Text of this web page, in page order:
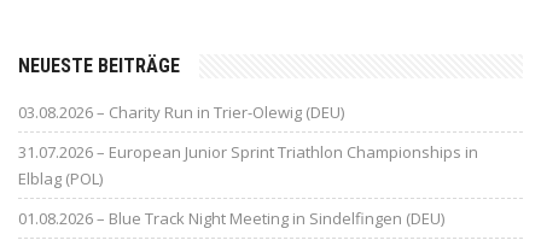
NEUESTE BEITRÄGE
03.08.2026 – Charity Run in Trier-Olewig (DEU)
31.07.2026 – European Junior Sprint Triathlon Championships in
Elblag (POL)
01.08.2026 – Blue Track Night Meeting in Sindelfingen (DEU)